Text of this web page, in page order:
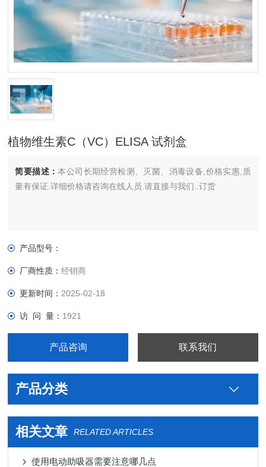
植物维生素C（VC）ELISA 试剂盒
简要描述：本公司长期经营检测、灭菌、消毒设备,价格实惠,质
量有保证.详细价格请咨询在线人员.请直接与我们..订货
产品型号：
厂商性质：经销商
更新时间： 2025-02-18
访 问 量： 1921
产品咨询 联系我们
产品分类
相关文章 RELATED ARTICLES
使用电动助吸器需要注意哪几点